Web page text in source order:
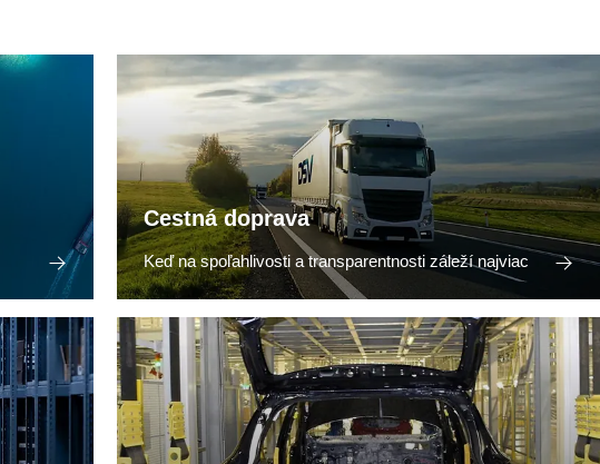
Cestná doprava
Keď na spoľahlivosti a transparentnosti záleží najviac